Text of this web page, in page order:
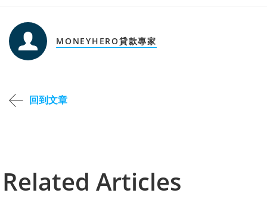
MONEYHERO貸款專家
回到文章
Related Articles